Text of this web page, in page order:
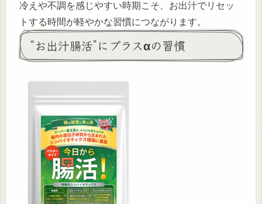
冷えや不調を感じやすい時期こそ、お出汁でリセッ
トする時間が軽やかな習慣につながります。
“お出汁腸活”にプラスαの習慣